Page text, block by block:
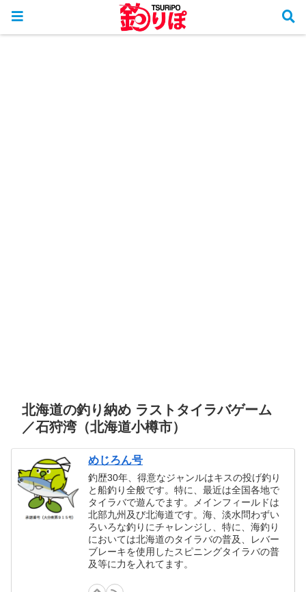
ホーム 釣行リポート
北海道の釣り納め ラストタイラバゲーム
／石狩湾（北海道小樽市）
めじろん号
釣歴30年、得意なジャンルはキスの投げ釣り
と船釣り全般です。特に、最近は全国各地で
タイラバで遊んでます。メインフィールドは
北部九州及び北海道です。海、淡水問わずい
ろいろな釣りにチャレンジし、特に、海釣り
においては北海道のタイラバの普及、レバー
ブレーキを使用したスピニングタイラバの普
及等に力を入れてます。